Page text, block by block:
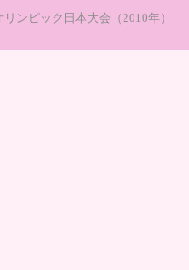
ンピック日本大会（2010年）